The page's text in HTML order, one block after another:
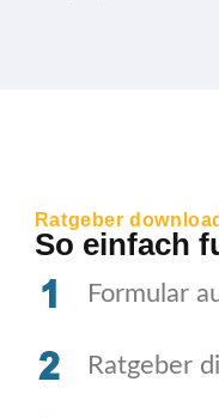
Ratgeber
So einfach
Formular
Ratgeber